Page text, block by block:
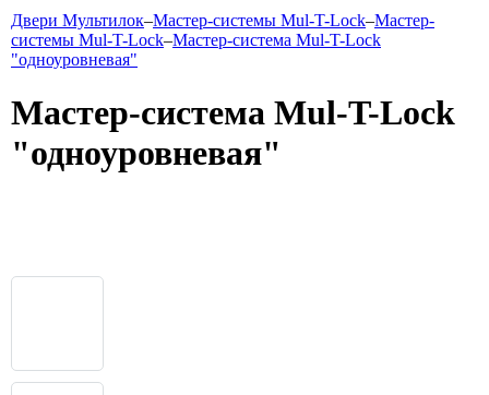
Двери Мультилок–Мастер-системы Mul-T-Lock–Мастер-
системы Mul-T-Lock–Мастер-система Mul-T-Lock
"одноуровневая"
Мастер-система Mul-T-Lock
"одноуровневая"